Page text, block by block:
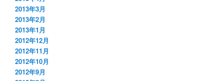
2013年3月
2013年2月
2013年1月
2012年12月
2012年11月
2012年10月
2012年9月